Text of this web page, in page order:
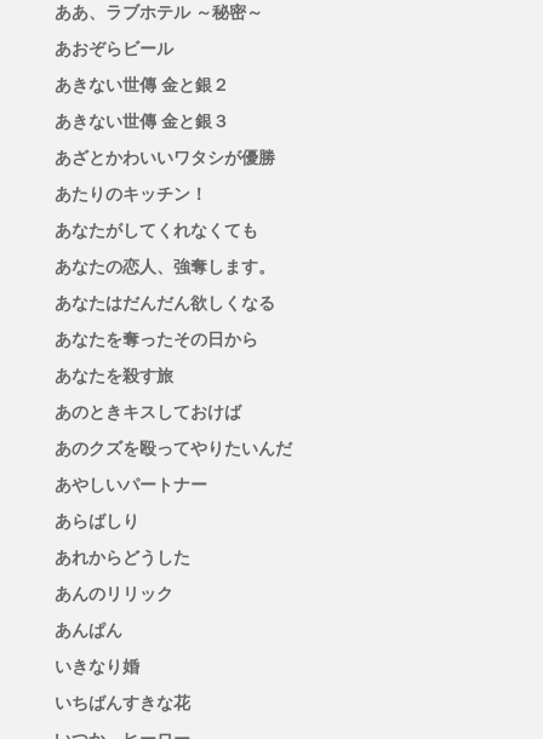
ああ、ラブホテル ～秘密～
あおぞらビール
あきない世傳 金と銀２
あきない世傳 金と銀３
あざとかわいいワタシが優勝
あたりのキッチン！
あなたがしてくれなくても
あなたの恋人、強奪します。
あなたはだんだん欲しくなる
あなたを奪ったその日から
あなたを殺す旅
あのときキスしておけば
あのクズを殴ってやりたいんだ
あやしいパートナー
あらばしり
あれからどうした
あんのリリック
あんぱん
いきなり婚
いちばんすきな花